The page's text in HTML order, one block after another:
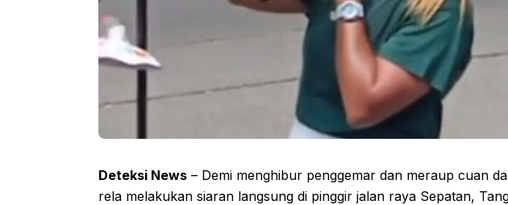
Deteksi News – Demi menghibur penggemar dan meraup cuan
rela melakukan siaran langsung di pinggir jalan raya Sepatan,